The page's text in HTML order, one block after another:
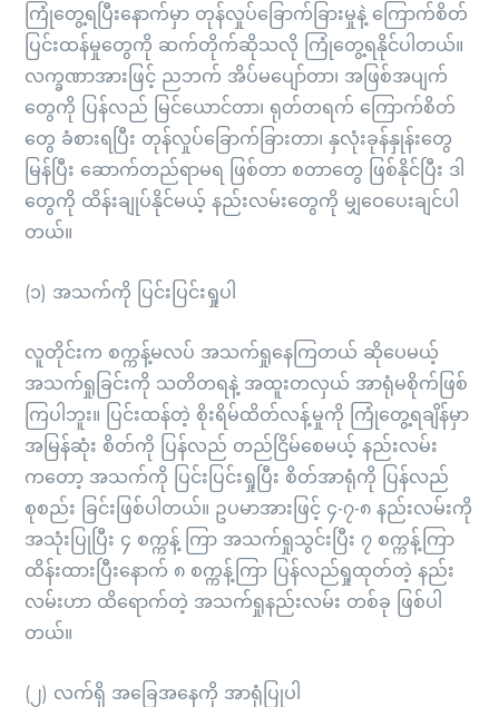
ကြုံတွေ့ရပြီးနောက်မှာ တုန်လှုပ်ခြောက်ခြားမှုနဲ့ ကြောက်စိတ်
ပြင်းထန်မှုတွေကို ဆက်တိုက်ဆိုသလို ကြုံတွေ့ရနိုင်ပါတယ်။
လက္ခဏာအားဖြင့် ညဘက် အိပ်မပျော်တာ၊ အဖြစ်အပျက်
တွေကို ပြန်လည် မြင်ယောင်တာ၊ ရုတ်တရက် ကြောက်စိတ်
တွေ ခံစားရပြီး တုန်လှုပ်ခြောက်ခြားတာ၊ နှလုံးခုန်နှုန်းတွေ
မြန်ပြီး ဆောက်တည်ရာမရ ဖြစ်တာ စတာတွေ ဖြစ်နိုင်ပြီး ဒါ
တွေကို ထိန်းချုပ်နိုင်မယ့် နည်းလမ်းတွေကို မျှဝေပေးချင်ပါ
တယ်။
(၁) အသက်ကို ပြင်းပြင်းရှုပါ
လူတိုင်းက စက္ကန့်မလပ် အသက်ရှုနေကြတယ် ဆိုပေမယ့်
အသက်ရှုခြင်းကို သတိတရနဲ့ အထူးတလှယ် အာရုံမစိုက်ဖြစ်
ကြပါဘူး။ ပြင်းထန်တဲ့ စိုးရိမ်ထိတ်လန့်မှုကို ကြုံတွေ့ရချိန်မှာ
အမြန်ဆုံး စိတ်ကို ပြန်လည် တည်ငြိမ်စေမယ့် နည်းလမ်း
ကတော့ အသက်ကို ပြင်းပြင်းရှုပြီး စိတ်အာရုံကို ပြန်လည်
စုစည်း ခြင်းဖြစ်ပါတယ်။ ဥပမာအားဖြင့် ၄-၇-၈ နည်းလမ်းကို
အသုံးပြုပြီး ၄ စက္ကန့် ကြာ အသက်ရှုသွင်းပြီး ၇ စက္ကန့်ကြာ
ထိန်းထားပြီးနောက် ၈ စက္ကန့်ကြာ ပြန်လည်ရှုထုတ်တဲ့ နည်း
လမ်းဟာ ထိရောက်တဲ့ အသက်ရှုနည်းလမ်း တစ်ခု ဖြစ်ပါ
တယ်။
(၂) လက်ရှိ အခြေအနေကို အာရုံပြုပါ